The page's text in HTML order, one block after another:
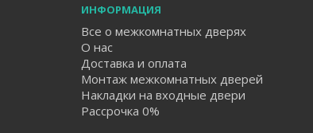
ИНФОРМАЦИЯ
Все о межкомнатных дверях
О нас
Доставка и оплата
Монтаж межкомнатных дверей
Накладки на входные двери
Рассрочка 0%